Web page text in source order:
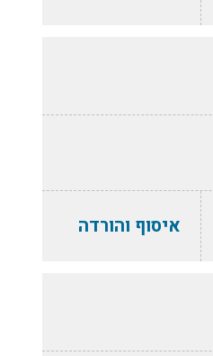
איסוף והורדה